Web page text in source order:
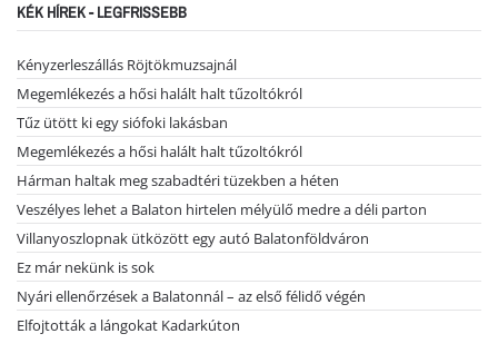
KÉK HÍREK - LEGFRISSEBB
Kényzerleszállás Röjtökmuzsajnál
Megemlékezés a hősi halált halt tűzoltókról
Tűz ütött ki egy siófoki lakásban
Megemlékezés a hősi halált halt tűzoltókról
Hárman haltak meg szabadtéri tüzekben a héten
Veszélyes lehet a Balaton hirtelen mélyülő medre a déli parton
Villanyoszlopnak ütközött egy autó Balatonföldváron
Ez már nekünk is sok
Nyári ellenőrzések a Balatonnál – az első félidő végén
Elfojtották a lángokat Kadarkúton